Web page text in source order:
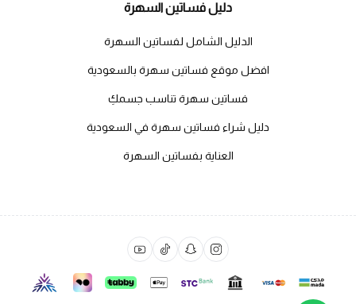
دليل فساتين السهرة
الدليل الشامل لفساتين السهرة
افضل موقع فساتين سهرة بالسعودية
فساتين سهرة تناسب جسمكِ
دليل شراء فساتين سهرة في السعودية
العناية بفساتين السهرة